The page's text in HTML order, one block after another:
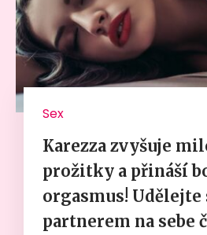
Sex
Karezza zvyšuje
prožitky a přináší
orgasmus! Udělejte
partnerem na sebe